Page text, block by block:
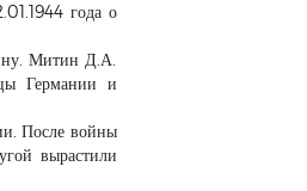
года о
Митин Д.А.
Германии и
После войны
вырастили